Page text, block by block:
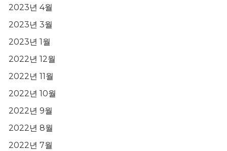
2023년 4월
2023년 3월
2023년 1월
2022년 12월
2022년 11월
2022년 10월
2022년 9월
2022년 8월
2022년 7월